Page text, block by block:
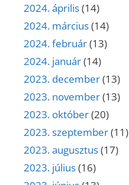
2024. április(14)
2024. március(14)
2024. február(13)
2024. január(14)
2023. december(13)
2023. november(13)
2023. október(20)
2023. szeptember(11)
2023. augusztus(17)
2023. július(16)